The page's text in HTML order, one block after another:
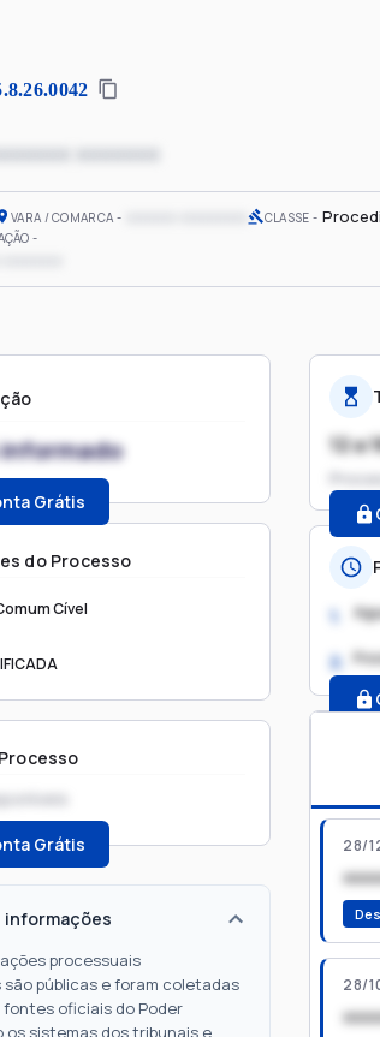
xxxxxxx
VARA / COMARCA CLASSE
Grátis
do Processo
Cível
Grátis
informações
processuais
são públicas e foram coletadas
oficiais do Poder
os sistemas dos tribunais e
12 a
1.
2.
28/
28/